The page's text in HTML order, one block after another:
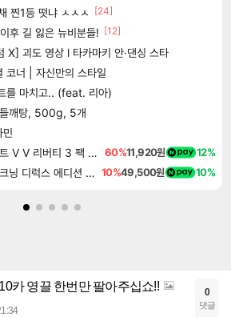
찐1등 떳냐 ㅅㅅㅅ [24]
후 길 잃은 뉴비분들! [12]
X] 괴도 영상 l 타카마키 안·댄싱 스타
코너 | 자신만의 스타일
를 마치고.. (feat. 리아)
깨탕, 500g, 5개
민
디제이맥스 리스펙트 V V 리버티 3 팩 DJMAX RESPECT V V Liberty 3 Pack DLC 60%11,920원 12%
드래곤소드 어웨이크닝 디럭스 에디션 DragonSword Awakening Deluxe Edition 10%49,500원 10%
카 영끌 한번만 팔아주십쇼!! 0
댓글